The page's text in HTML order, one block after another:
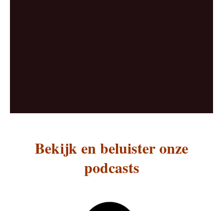
Bekijk en beluister onze
podcasts